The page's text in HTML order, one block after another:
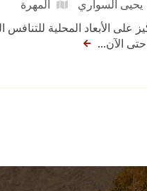
يحيى السواري
المهرة
على الأبعاد المحلية
الآن...